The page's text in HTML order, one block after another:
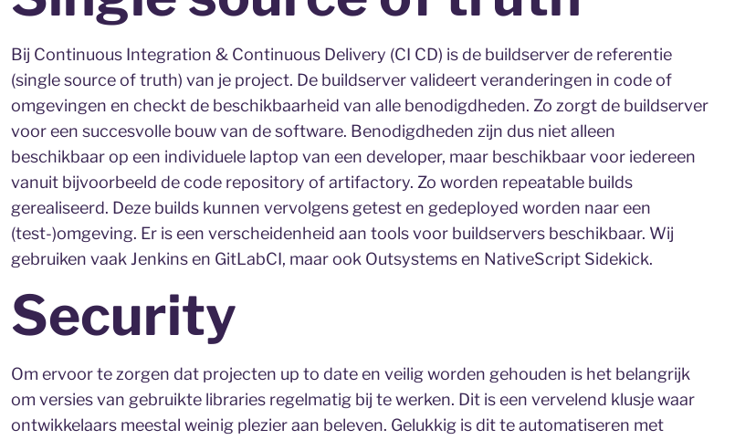
Bij Continuous Integration & Continuous Delivery (CI CD) is de buildserver de referentie
(single source of truth) van je project. De buildserver valideert veranderingen in code of
omgevingen en checkt de beschikbaarheid van alle benodigdheden. Zo zorgt de buildserver
voor een succesvolle bouw van de software. Benodigdheden zijn dus niet alleen
beschikbaar op een individuele laptop van een developer, maar beschikbaar voor iedereen
vanuit bijvoorbeeld de code repository of artifactory. Zo worden repeatable builds
gerealiseerd. Deze builds kunnen vervolgens getest en gedeployed worden naar een
(test-)omgeving. Er is een verscheidenheid aan tools voor buildservers beschikbaar. Wij
gebruiken vaak Jenkins en GitLabCI, maar ook Outsystems en NativeScript Sidekick.
Security
Om ervoor te zorgen dat projecten up to date en veilig worden gehouden is het belangrijk
om versies van gebruikte libraries regelmatig bij te werken. Dit is een vervelend klusje waar
ontwikkelaars meestal weinig plezier aan beleven. Gelukkig is dit te automatiseren met